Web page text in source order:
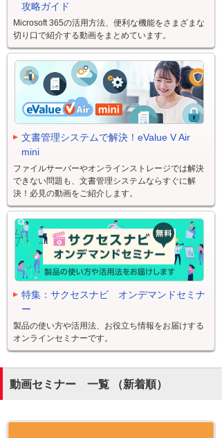
攻略ガイド
Microsoft 365の活用方法、便利な機能をさまざまな
切り口で紹介する動画をまとめています。
文書管理システムで解決！eValue V Air
mini
ファイルサーバーやオンラインストレージでは解決
できない問題も、文書管理システムならすぐに解
決！必見の動画をご紹介します。
特集：サクセスナビ オンデマンドセミナ
ー
製品の使い方や活用法、お役立ち情報をお届けする
オンラインセミナーです。
動画セミナー 一覧 （新着順）